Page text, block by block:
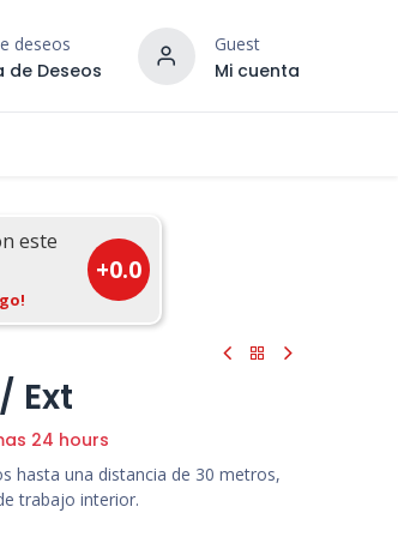
deseos
de Deseos
Guest
Mi cuenta
¡DESCUBRE NUESTRO
este
+0.0
Ext
24 hours
hasta una distancia de 30 metros,
trabajo interior.